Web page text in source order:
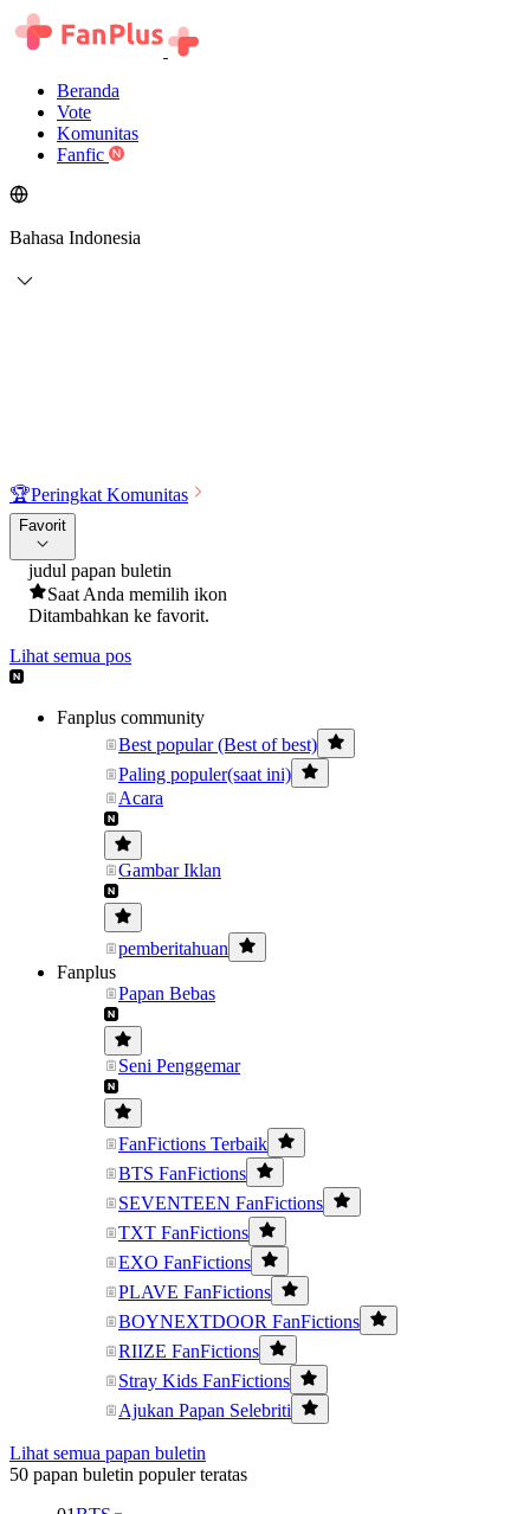
Beranda
Vote
Komunitas
Fanfic
Bahasa Indonesia
🏆Peringkat Komunitas
Favorit
judul papan buletin
Saat Anda memilih ikon
Ditambahkan ke favorit.
Lihat semua pos
Fanplus community
Best popular (Best of best)
Paling populer(saat ini)
Acara
Gambar Iklan
pemberitahuan
Fanplus
Papan Bebas
Seni Penggemar
FanFictions Terbaik
BTS FanFictions
SEVENTEEN FanFictions
TXT FanFictions
EXO FanFictions
PLAVE FanFictions
BOYNEXTDOOR FanFictions
RIIZE FanFictions
Stray Kids FanFictions
Ajukan Papan Selebriti
Lihat semua papan buletin
50 papan buletin populer teratas